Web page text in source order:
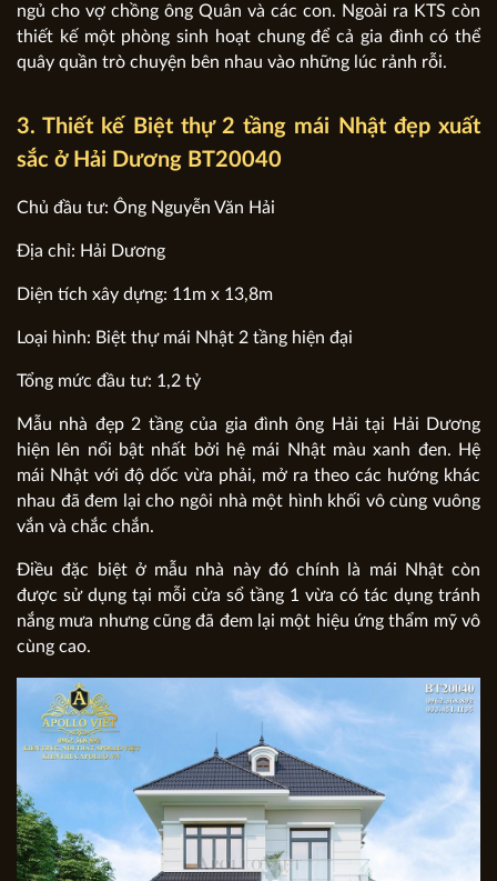
ngủ cho vợ chồng ông Quân và các con. Ngoài ra KTS còn
thiết kế một phòng sinh hoạt chung để cả gia đình có thể
quây quần trò chuyện bên nhau vào những lúc rảnh rỗi.
3. Thiết kế Biệt thự 2 tầng mái Nhật đẹp xuất
sắc ở Hải Dương BT20040
Chủ đầu tư: Ông Nguyễn Văn Hải
Địa chỉ: Hải Dương
Diện tích xây dựng: 11m x 13,8m
Loại hình: Biệt thự mái Nhật 2 tầng hiện đại
Tổng mức đầu tư: 1,2 tỷ
Mẫu nhà đẹp 2 tầng của gia đình ông Hải tại Hải Dương
hiện lên nổi bật nhất bởi hệ mái Nhật màu xanh đen. Hệ
mái Nhật với độ dốc vừa phải, mở ra theo các hướng khác
nhau đã đem lại cho ngôi nhà một hình khối vô cùng vuông
vắn và chắc chắn.
Điều đặc biệt ở mẫu nhà này đó chính là mái Nhật còn
được sử dụng tại mỗi cửa sổ tầng 1 vừa có tác dụng tránh
nắng mưa nhưng cũng đã đem lại một hiệu ứng thẩm mỹ vô
cùng cao.